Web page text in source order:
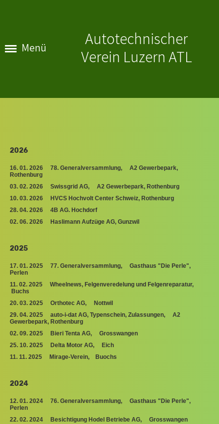
Menü
Autotechnischer
Verein Luzern ATL
2026
16. 01. 2026 78. Generalversammlung, A2 Gewerbepark,
Rothenburg
03. 02. 2026 Swissgrid AG, A2 Gewerbepark, Rothenburg
10. 03. 2026 HVCS Hochvolt Center Schweiz, Rothenburg
28. 04. 2026 4B AG. Hochdorf
02. 06. 2026 Haslimann Aufzüge AG, Gunzwil
2025
17. 01. 2025 77. Generalversammlung, Gasthaus "Die Perle",
Perlen
11. 02. 2025 Wheelnews, Felgenveredelung und Felgenreparatur,
Buchs
20. 03. 2025 Orthotec AG, Nottwil
29. 04. 2025 auto-i-dat AG, Typenschein, Zulassungen, A2
Gewerbepark, Rothenburg
02. 09. 2025 Bieri Tenta AG, Grosswangen
25. 10. 2025 Delta Motor AG, Eich
11. 11. 2025 Mirage-Verein, Buochs
2024
12. 01. 2024 76. Generalversammlung, Gasthaus "Die Perle",
Perlen
22. 02. 2024 Besichtigung Hodel Betriebe AG, Grosswangen